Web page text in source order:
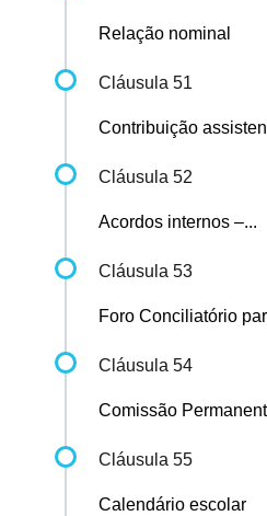
Relação nominal
Cláusula 51
Contribuição
Cláusula 52
Acordos internos –...
Cláusula 53
Foro Conciliatório
Cláusula 54
Comissão
Cláusula 55
Calendário escolar